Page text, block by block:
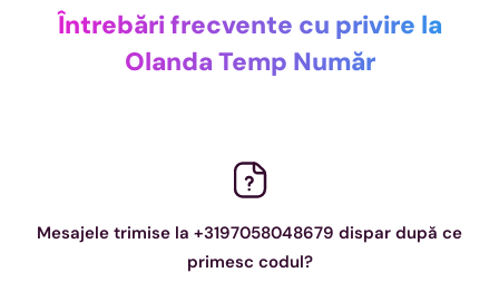
Întrebări frecvente cu privire la
Olanda Temp Număr
Mesajele trimise la +3197058048679 dispar după ce
primesc codul?